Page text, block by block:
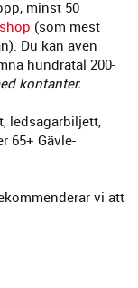
minst 50
(som mest
Du kan även
hundratal 200-
kontanter.
ledsagarbiljett,
65+ Gävle-
vi att